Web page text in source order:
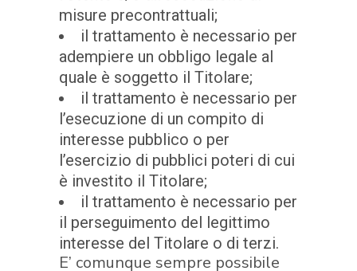
misure precontrattuali;
il trattamento è necessario per
adempiere un obbligo legale al
quale è soggetto il Titolare;
il trattamento è necessario per
l’esecuzione di un compito di
interesse pubblico o per
l’esercizio di pubblici poteri di cui
è investito il Titolare;
il trattamento è necessario per
il perseguimento del legittimo
interesse del Titolare o di terzi.
E’ comunque sempre possibile